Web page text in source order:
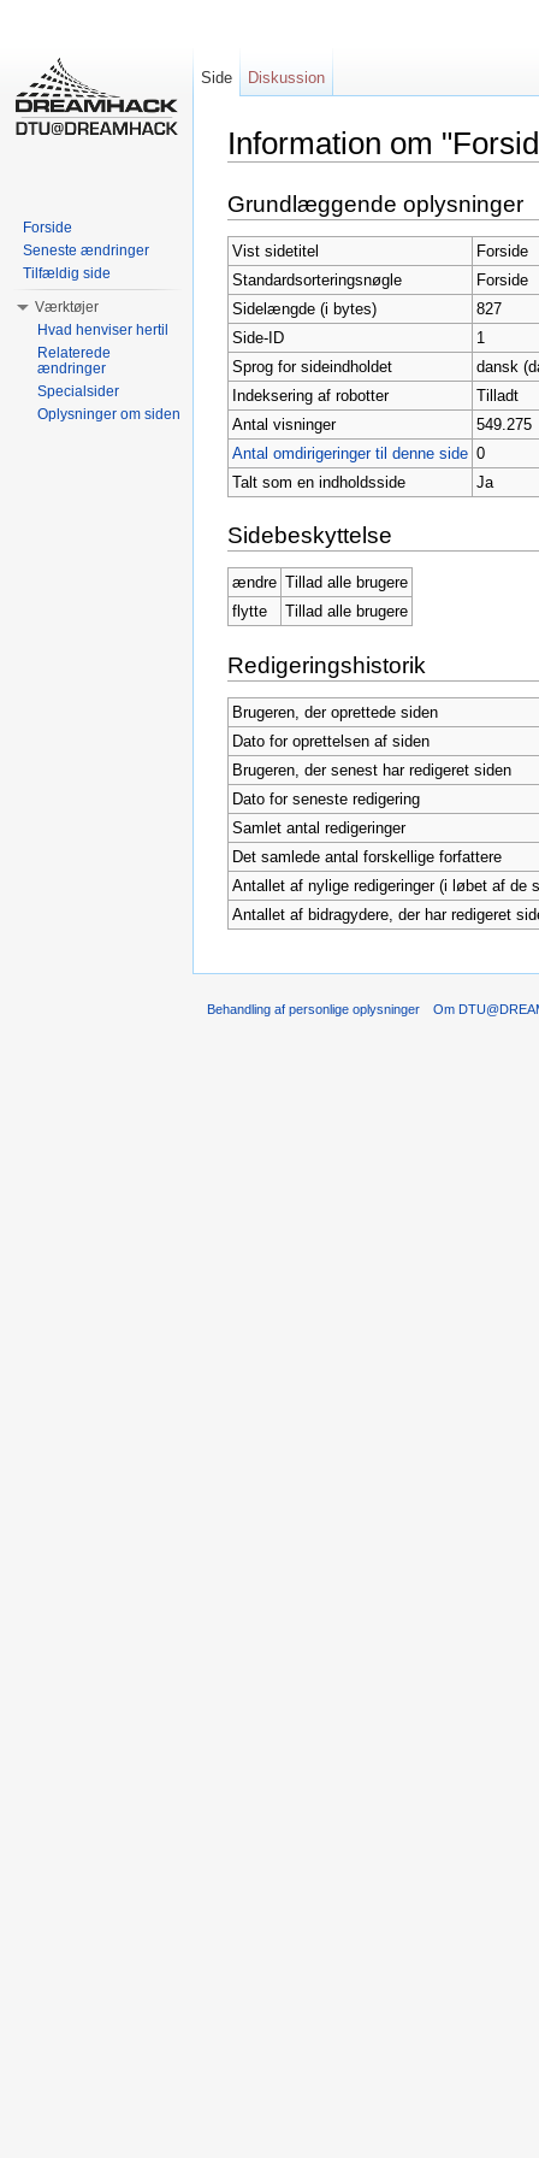
Information om
Grundlæggende oplysninger
Vist sidetitel
Forside
Standardsorteringsnøgle
Forside
Sidelængde (i bytes)
827
Side-ID
1
Sprog for sideindholdet
dansk
Indeksering af robotter
Tilladt
Antal visninger
549.275
Antal omdirigeringer til denne side 0
Talt som en indholdsside
Ja
Sidebeskyttelse
ændre Tillad alle brugere
flytte
Tillad alle brugere
Redigeringshistorik
Brugeren, der oprettede siden
Dato for oprettelsen af siden
Brugeren, der senest har redigeret siden
Dato for seneste redigering
Samlet antal redigeringer
Det samlede antal forskellige forfattere
Antallet af nylige redigeringer (i løbet af de
Antallet af bidragydere, der har redigeret
Side Diskussion
Forside
Seneste ændringer
Tilfældig side
Værktøjer
Hvad henviser hertil
Relaterede
ændringer
Specialsider
Oplysninger om siden
Behandling af personlige oplysninger Om